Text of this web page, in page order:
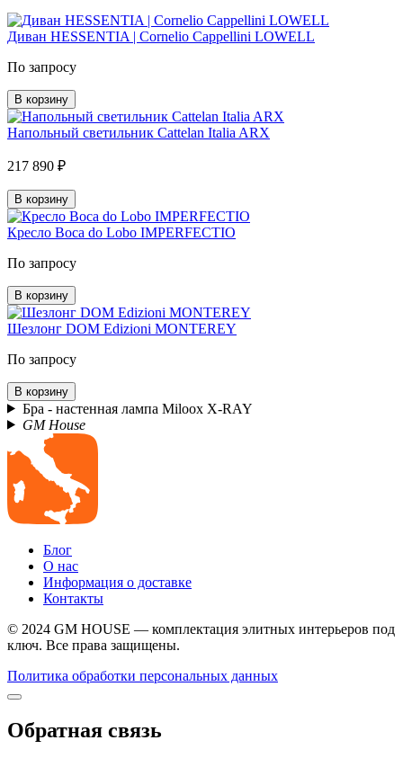
Диван HESSENTIA | Cornelio Cappellini LOWELL
По запросу
В корзину
Напольный светильник Cattelan Italia ARX
217 890 ₽
В корзину
Кресло Boca do Lobo IMPERFECTIO
По запросу
В корзину
Шезлонг DOM Edizioni MONTEREY
По запросу
В корзину
Бра - настенная лампа Miloox X-RAY
GM House
Блог
О нас
Информация о доставке
Контакты
© 2024 GM HOUSE — комплектация элитных интерьеров под
ключ. Все права защищены.
Политика обработки персональных данных
Обратная связь